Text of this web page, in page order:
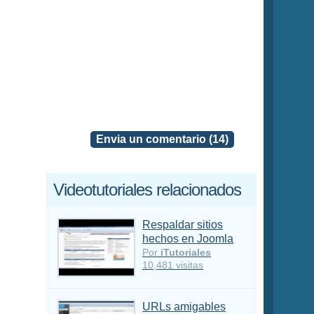
Envia un comentario (14)
Videotutoriales relacionados
Respaldar sitios
hechos en Joomla
Por iTutoriales
10,481 visitas
URLs amigables